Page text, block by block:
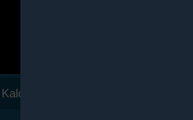
Kalóriaszámlálás